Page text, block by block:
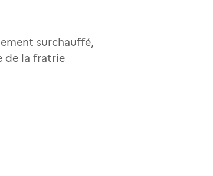
surchauffé,
de la fratrie